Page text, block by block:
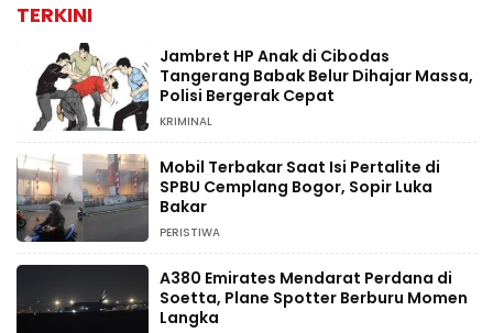
TERKINI
Jambret HP Anak di Cibodas
Tangerang Babak Belur Dihajar Massa,
Polisi Bergerak Cepat
KRIMINAL
Mobil Terbakar Saat Isi Pertalite di
SPBU Cemplang Bogor, Sopir Luka
Bakar
PERISTIWA
A380 Emirates Mendarat Perdana di
Soetta, Plane Spotter Berburu Momen
Langka